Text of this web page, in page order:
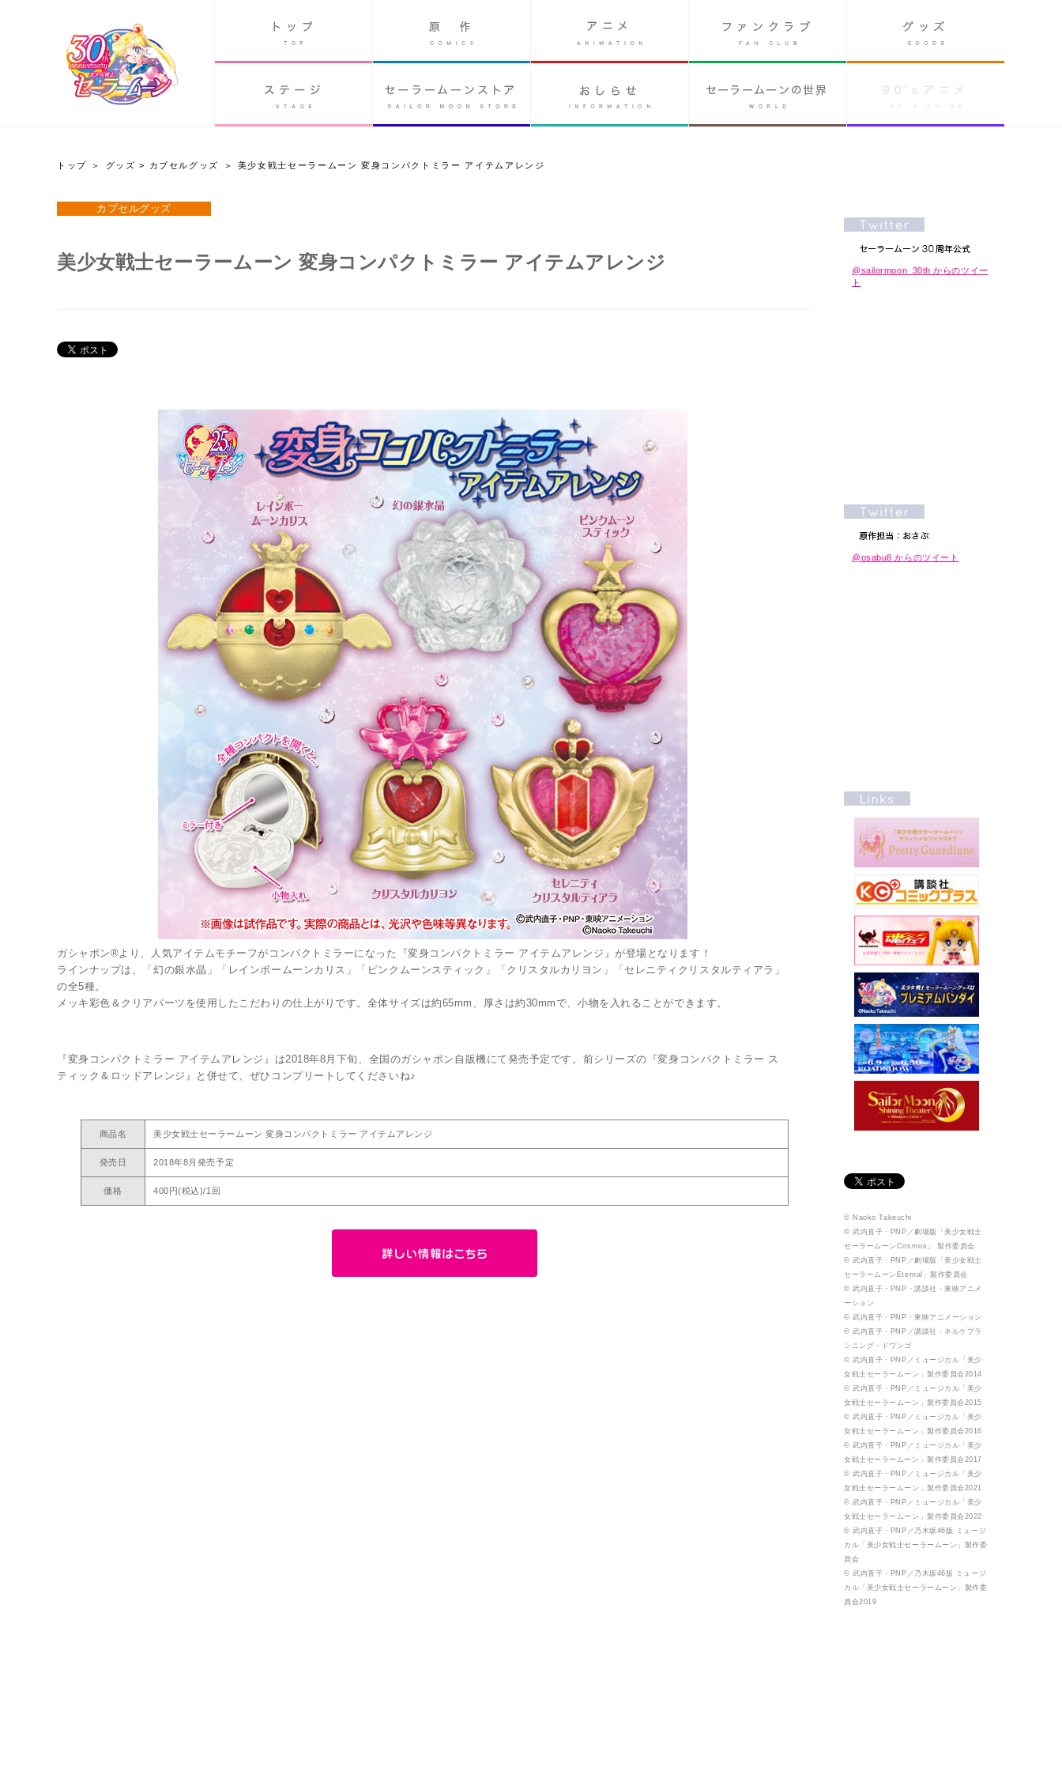
90's アニメPAST ANIME
トップ グッズ > カプセルグッズ 美少女戦士セーラームーン 変身コンパクトミラー アイテムアレンジ
カプセルグッズ
美少女戦士セーラームーン 変身コンパクトミラー アイテムアレンジ
ガシャポン®より、人気アイテムモチーフがコンパクトミラーになった『変身コンパクトミラー アイテムアレンジ』が登場となります！
ラインナップは、「幻の銀水晶」「レインボームーンカリス」「ピンクムーンスティック」「クリスタルカリヨン」「セレニティクリスタルティアラ」
の全5種。
メッキ彩色＆クリアパーツを使用したこだわりの仕上がりです。全体サイズは約65mm、厚さは約30mmで、小物を入れることができます。
『変身コンパクトミラー アイテムアレンジ』は2018年8月下旬、全国のガシャポン自販機にて発売予定です。前シリーズの『変身コンパクトミラー ス
ティック＆ロッドアレンジ』と併せて、ぜひコンプリートしてくださいね♪
商品名 美少女戦士セーラームーン 変身コンパクトミラー アイテムアレンジ
発売日 2018年8月発売予定
価格 400円(税込)/1回
@sailormoon_30th からのツイー
ト
@osabu8 からのツイート
© Naoko Takeuchi
© 武内直子・PNP／劇場版「美少女戦士
セーラームーンCosmos」 製作委員会
© 武内直子・PNP／劇場版「美少女戦士
セーラームーンEternal」製作委員会
© 武内直子・PNP・講談社・東映アニメ
ーション
© 武内直子・PNP・東映アニメーション
© 武内直子・PNP／講談社・ネルケプラ
ンニング・ドワンゴ
© 武内直子・PNP／ミュージカル「美少
女戦士セーラームーン」製作委員会2014
© 武内直子・PNP／ミュージカル「美少
女戦士セーラームーン」製作委員会2015
© 武内直子・PNP／ミュージカル「美少
女戦士セーラームーン」製作委員会2016
© 武内直子・PNP／ミュージカル「美少
女戦士セーラームーン」製作委員会2017
© 武内直子・PNP／ミュージカル「美少
女戦士セーラームーン」製作委員会2021
© 武内直子・PNP／ミュージカル「美少
女戦士セーラームーン」製作委員会2022
© 武内直子・PNP／乃木坂46版 ミュージ
カル「美少女戦士セーラームーン」製作委
員会
© 武内直子・PNP／乃木坂46版 ミュージ
カル「美少女戦士セーラームーン」製作委
員会2019